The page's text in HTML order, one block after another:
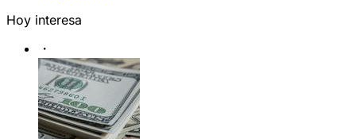
Hoy interesa